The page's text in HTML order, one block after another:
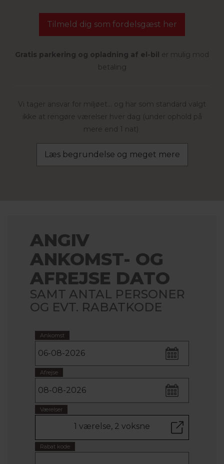
Tilmeld dig som fordelsgæst her
Gratis parkering og opladning af el-bil er mulig mod
betaling
Vi tager ansvar for miljøet... og har som standard valgt
ikke at rengøre værelser hver dag (under ophold på
mere end 1 nat)
Læs begrundelse og meget mere
ANGIV
ANKOMST- OG
AFREJSE DATO
SAMT ANTAL PERSONER
OG EVT. RABATKODE
Ankomst
Afrejse
Værelser
1 værelse, 2 voksne
Rabat kode